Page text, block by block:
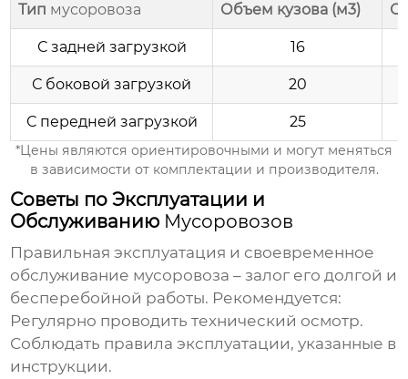
Тип мусоровоза Объем кузова (м3)
С задней загрузкой 16
С боковой загрузкой 20
С передней загрузкой 25
*Цены являются ориентировочными и могут меняться
в зависимости от комплектации и производителя.
Советы по Эксплуатации и
Обслуживанию Мусоровозов
Правильная эксплуатация и своевременное
обслуживание мусоровоза – залог его долгой и
бесперебойной работы. Рекомендуется:
Регулярно проводить технический осмотр.
Соблюдать правила эксплуатации, указанные в
инструкции.